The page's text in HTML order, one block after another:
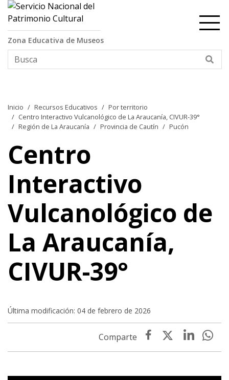
Contenido principal
Zona Educativa de Museos
Inicio Recursos Educativos
Por territorio
Centro Interactivo Vulcanológico de La Araucanía, CIVUR-39°
Región de La Araucanía
Provincia de Cautín Pucón
Centro
Interactivo
Vulcanológico de
La Araucanía,
CIVUR-39°
Última modificación: 04 de febrero de 2026